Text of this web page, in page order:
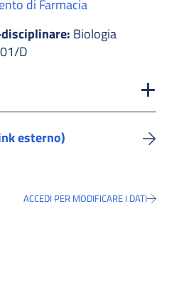
di Farmacia
Biologia
D
esterno)
ACCEDI PER MODIFICARE I DATI